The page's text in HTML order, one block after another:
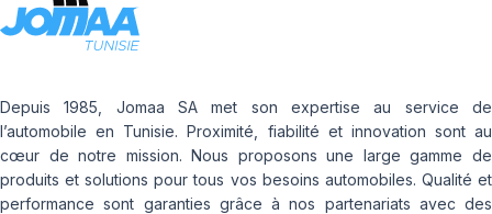
Depuis 1985, Jomaa SA met son expertise au service de
l’automobile en Tunisie. Proximité, fiabilité et innovation sont au
cœur de notre mission. Nous proposons une large gamme de
produits et solutions pour tous vos besoins automobiles. Qualité et
performance sont garanties grâce à nos partenariats avec des